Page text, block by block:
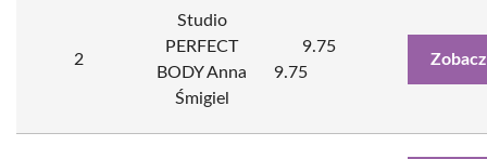
2
Studio
PERFECT
BODY Anna
Śmigiel
9.75
9.75